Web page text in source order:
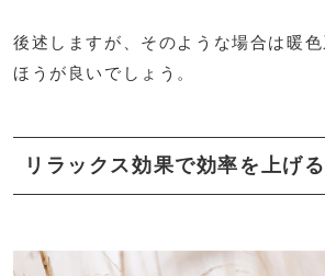
後述しますが、そのような場合は暖
ほうが良いでしょう。
リラックス効果で効率を上げ